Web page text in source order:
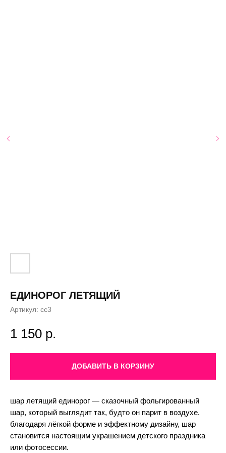
ЕДИНОРОГ ЛЕТЯЩИЙ
Артикул: сс3
1 150 р.
ДОБАВИТЬ В КОРЗИНУ
шар летящий единорог — сказочный фольгированный
шар, который выглядит так, будто он парит в воздухе.
благодаря лёгкой форме и эффектному дизайну, шар
становится настоящим украшением детского праздника
или фотосессии.